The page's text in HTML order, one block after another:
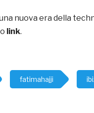
nuova era della
link.
fatimahajji